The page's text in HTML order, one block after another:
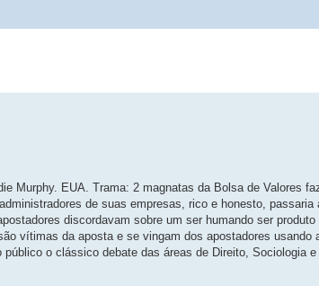
Murphy. EUA. Trama: 2 magnatas da Bolsa de Valores
de suas empresas, rico e honesto,
discordavam sobre um ser humando ser produto
vítimas da aposta e se vingam dos apostadores usando
o clássico debate das áreas de Direito, Sociologia